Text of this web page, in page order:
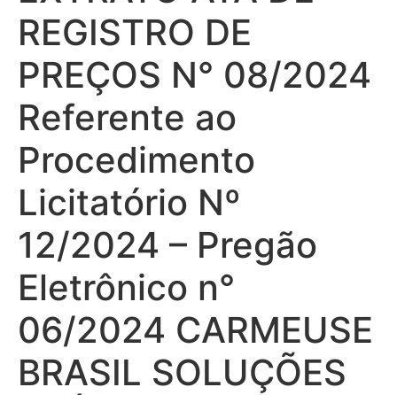
REGISTRO DE
PREÇOS N° 08/2024
Referente ao
Procedimento
Licitatório Nº
12/2024 – Pregão
Eletrônico n°
06/2024 CARMEUSE
BRASIL SOLUÇÕES